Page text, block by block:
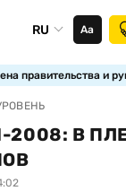
RU Аа
правительства и
В